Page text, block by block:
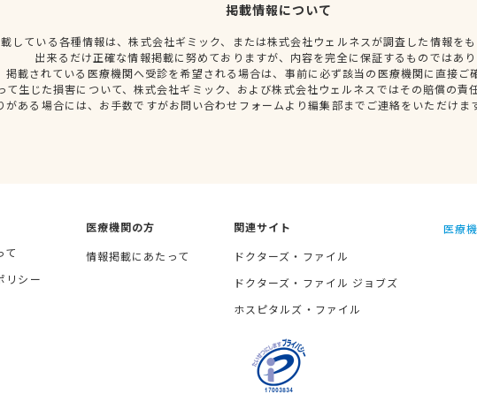
掲載情報について
している各種情報は、株式会社ギミック、または株式会社ウェルネスが調査した情報を
出来るだけ正確な情報掲載に努めておりますが、内容を完全に保証するものではあ
掲載されている医療機関へ受診を希望される場合は、事前に必ず該当の医療機関に直接ご
て生じた損害について、株式会社ギミック、および株式会社ウェルネスではその賠償の責
がある場合には、お手数ですがお問い合わせフォームより編集部までご連絡をいただけま
て
リシー
医療機関の方
情報掲載にあたって
関連サイト
ドクターズ・ファイル
ドクターズ・ファイル ジョブズ
ホスピタルズ・ファイル
医療